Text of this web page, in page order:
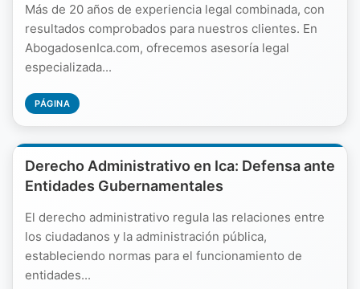
Más de 20 años de experiencia legal combinada, con
resultados comprobados para nuestros clientes. En
AbogadosenIca.com, ofrecemos asesoría legal
especializada...
PÁGINA
Derecho Administrativo en Ica: Defensa ante
Entidades Gubernamentales
El derecho administrativo regula las relaciones entre
los ciudadanos y la administración pública,
estableciendo normas para el funcionamiento de
entidades...